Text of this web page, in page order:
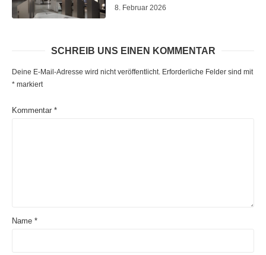
8. Februar 2026
SCHREIB UNS EINEN KOMMENTAR
Deine E-Mail-Adresse wird nicht veröffentlicht. Erforderliche Felder sind mit
* markiert
Kommentar *
Name *